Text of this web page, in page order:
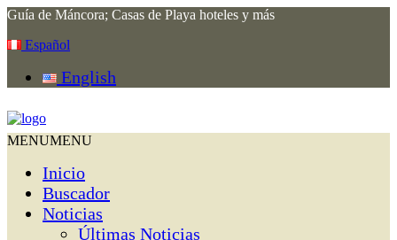
Guía de Máncora; Casas de Playa hoteles y más
Español
English
MENUMENU
Inicio
Buscador
Noticias
Últimas Noticias